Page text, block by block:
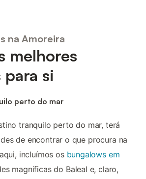
na Amoreira
melhores
para si
perto do mar
tranquilo perto do mar, terá
de encontrar o que procura na
incluímos os bungalows em
magníficas do Baleal e, claro,